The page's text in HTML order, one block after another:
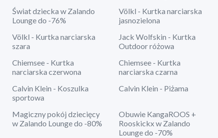
Świat dziecka w Zalando
Lounge do -76%
Völkl - Kurtka narciarska
jasnozielona
Völkl - Kurtka narciarska
szara
Jack Wolfskin - Kurtka
Outdoor różowa
Chiemsee - Kurtka
narciarska czerwona
Chiemsee - Kurtka
narciarska czarna
Calvin Klein - Koszulka
sportowa
Calvin Klein - Piżama
Magiczny pokój dziecięcy
w Zalando Lounge do -80%
Obuwie KangaROOS +
Rooskickx w Zalando
Lounge do -70%